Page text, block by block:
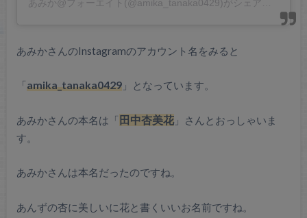
あみかさんのInstagramのアカウント名をみると
「amika_tanaka0429」となっています。
あみかさんの本名は「 田中杏美花」さんとおっしゃいま
す。
あみかさんは本名だったのですね。
あんずの杏に美しいに花と書くいいお名前ですね。